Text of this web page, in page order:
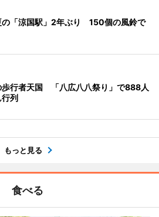
の「涼国駅」2年ぶり 150個の風鈴で
歩行者天国 「八広八八祭り」で888人
行列
もっと見る
食べる